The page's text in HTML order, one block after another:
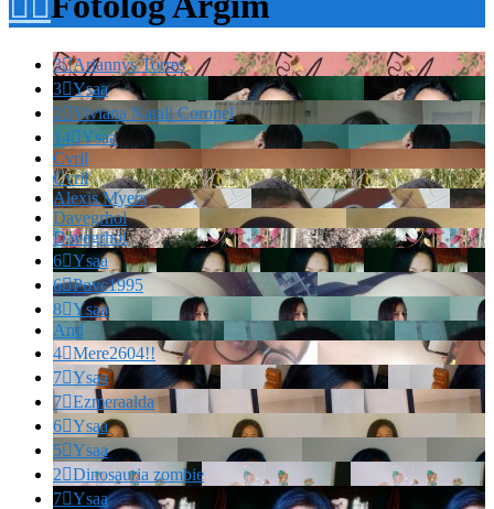
3Ariannys Torres
3Ysaa
2Viviana Natali Coronel
14Ysaa
Cvril
Cvril
Alexis Myers
Davegrhol
Davegrhol
6Ysaa
6Povc1995
8Ysaa
And
4Mere2604!!
7Ysaa
7Ezmeraalda
6Ysaa
5Ysaa
2Dinosauria zombie
7Ysaa